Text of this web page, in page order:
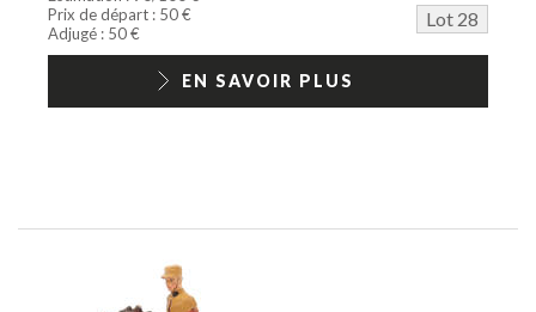
Prix de départ : 50 €
Lot 28
Adjugé : 50 €
EN SAVOIR PLUS